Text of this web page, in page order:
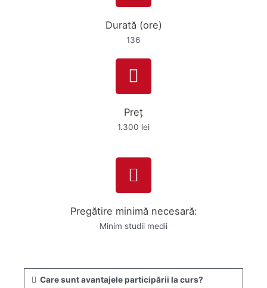
Durată (ore)
136
Preț
1.300 lei
Pregătire minimă necesară:
Minim studii medii
Care sunt avantajele participării la curs?